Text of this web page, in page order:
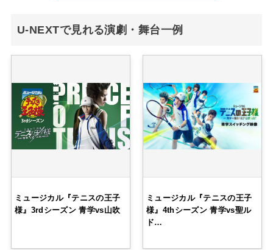
U-NEXTで見れる演劇・舞台一例
ミュージカル『テニスの王子
様』3rdシーズン 青学vs山吹
ミュージカル『テニスの王子
様』4thシーズン 青学vs聖ル
ド…